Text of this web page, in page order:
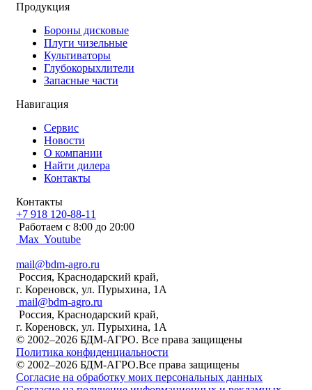
Продукция
Бороны дисковые
Плуги чизельные
Культиваторы
Глубокорыхлители
Запасные части
Навигация
Сервис
Новости
О компании
Найти дилера
Контакты
Контакты
+7 918 120-88-11
Работаем c 8:00 до 20:00
Max Youtube
mail@bdm-agro.ru
Россия, Краснодарский край,
г. Кореновск, ул. Пурыхина, 1А
mail@bdm-agro.ru
Россия, Краснодарский край,
г. Кореновск, ул. Пурыхина, 1А
© 2002–2026 БДМ-АГРО. Все права защищены
Политика конфиденциальности
© 2002–2026 БДМ-АГРО.Все права защищены
Согласие на обработку моих персональных данных